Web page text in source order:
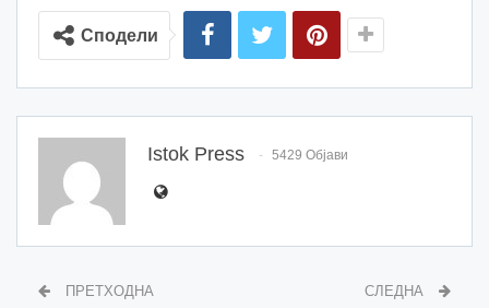
Сподели
Istok Press 5429 Објави
ПРЕТХОДНА СЛЕДНА